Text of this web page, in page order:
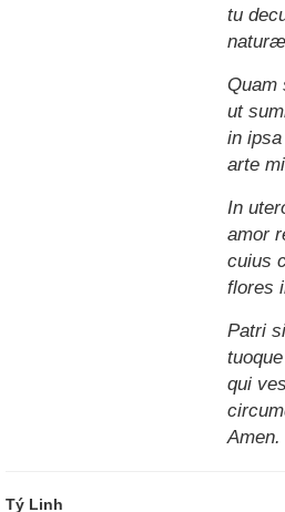
tu
Quam
ut
in
arte
In
amor
cuius
flores
Patri
qui
Amen.
Tý Linh